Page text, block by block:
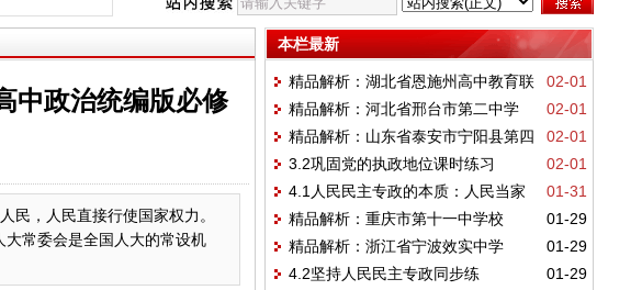
中政治统编版必修
民，人民直接行使国家权力。
常委会是全国人大的常设机
本栏最新
02-01
精品解析：湖北省恩施州高中教育联
盟2022-2023学年高三上学期期末考试政治
试题
02-01
精品解析：河北省邢台市第二中学
2022-2023学年高三上学期期末考试政治试
题
02-01
精品解析：山东省泰安市宁阳县第四
中学2022-2023学年高一上学期线上期末模
拟政治试卷
02-01
3.2巩固党的执政地位课时练习
01-31
4.1人民民主专政的本质：人民当家
作主同步练习-2022-2023学年高中政治统编
版必修三政治与法治
01-29
精品解析：重庆市第十一中学校
2022-2023学年高二上学期期末考试政治试
题
01-29
精品解析：浙江省宁波效实中学
2022-2023学年高二上学期期中考试政治01-29
4.2坚持人民民主专政同步练